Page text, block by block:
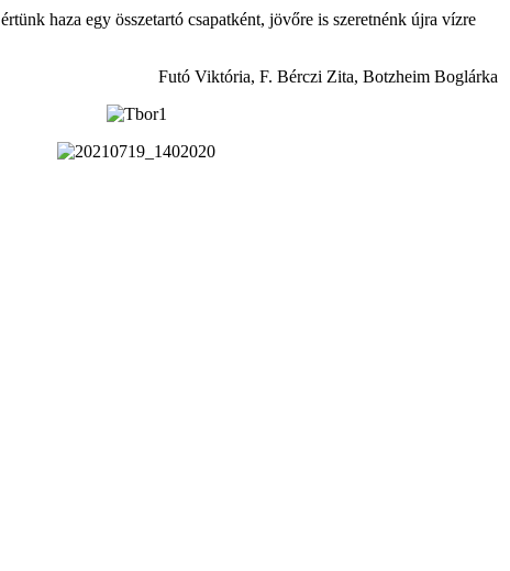
haza egy összetartó csapatként, jövőre is szeretnénk újra vízre
Futó Viktória, F. Bérczi Zita, Botzheim Boglárka